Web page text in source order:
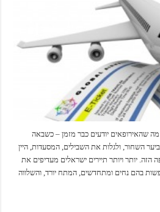
שהאירופאים יודעים כבר מזמן – כשבאה
השחור, ולגלות את השבילים, המסעדות, היין
הזה. יותר ויותר תיירים ישראלים מעדיפים את
בהם נחים ומתחדשים, המתח יורד, והשלווה